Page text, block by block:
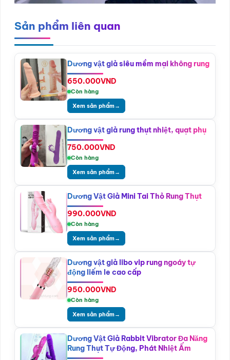
Sản phẩm liên quan
Dương vật giả siêu mềm mại không rung
650.000VND
Còn hàng
Xem sản phẩm→
Dương vật giả rung thụt nhiệt, quạt phụ
750.000VND
Còn hàng
Xem sản phẩm→
Dương Vật Giả Mini Tai Thỏ Rung Thụt
990.000VND
Còn hàng
Xem sản phẩm→
Dương vật giả libo vip rung ngoáy tự
động liếm le cao cấp
950.000VND
Còn hàng
Xem sản phẩm→
Dương Vật Giả Rabbit Vibrator Đa Năng
Rung Thụt Tự Động, Phát Nhiệt Ấm